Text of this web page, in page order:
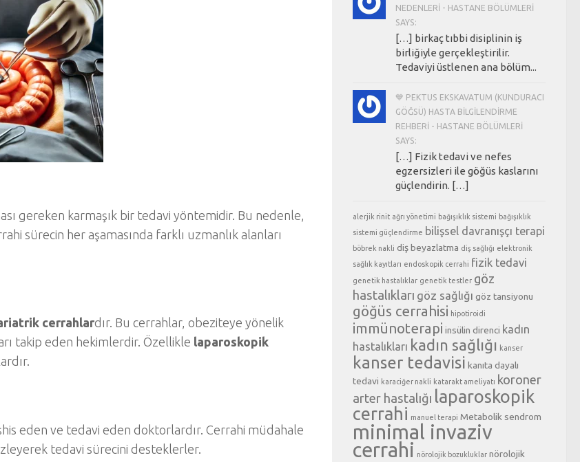
gereken karmaşık bir tedavi yöntemidir. Bu nedenle,
sürecin her aşamasında farklı uzmanlık alanları
cerrahlardır. Bu cerrahlar, obeziteye yönelik
takip eden hekimlerdir. Özellikle laparoskopik
eden ve tedavi eden doktorlardır. Cerrahi müdahale
tedavi sürecini desteklerler.
NEDENLERI - HASTANE BÖLÜMLERI
SAYS:
[…] birkaç tıbbi disiplinin iş
birliğiyle gerçekleştirilir.
Tedaviyi üstlenen ana bölüm...
💙 PEKTUS EKSKAVATUM (KUNDURACI
GÖĞSÜ) HASTA BILGILENDIRME
REHBERI - HASTANE BÖLÜMLERI
SAYS:
[…] Fizik tedavi ve nefes
egzersizleri ile göğüs kaslarını
güçlendirin. […]
alerjik rinit ağrı yönetimi bağışıklık sistemi bağışıklık
sistemi güçlendirme bilişsel davranışçı terapi
böbrek nakli diş beyazlatma diş sağlığı elektronik
sağlık kayıtları endoskopik cerrahi fizik tedavi
genetik hastalıklar genetik testler göz
hastalıkları göz sağlığı göz tansiyonu
göğüs cerrahisi hipotiroidi
immünoterapi insülin direnci kadın
hastalıkları kadın sağlığı kanser
kanser tedavisi kanıta dayalı
tedavi karaciğer nakli katarakt ameliyatı koroner
arter hastalığı laparoskopik
cerrahi manuel terapi Metabolik sendrom
minimal invaziv
cerrahi nörolojik bozukluklar nörolojik